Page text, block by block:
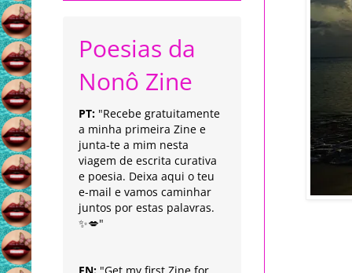
Poesias da
Nonô Zine
PT: "Recebe gratuitamente
a minha primeira Zine e
junta-te a mim nesta
viagem de escrita curativa
e poesia. Deixa aqui o teu
e-mail e vamos caminhar
juntos por estas palavras.
✨💋"